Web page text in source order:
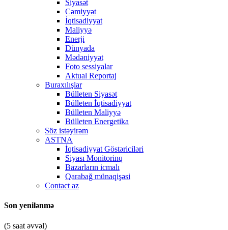
Siyasət
Cəmiyyət
İqtisadiyyat
Maliyyə
Enerji
Dünyada
Mədəniyyət
Foto sessiyalar
Aktual Reportaj
Buraxılışlar
Bülleten Siyasət
Bülleten İqtisadiyyat
Bülleten Maliyyə
Bülleten Energetika
Söz istəyirəm
ASTNA
İqtisadiyyat Göstəriciləri
Siyası Monitorinq
Bazarların icmalı
Qarabağ münaqişəsi
Contact az
Son yenilənmə
(5 saat əvvəl)